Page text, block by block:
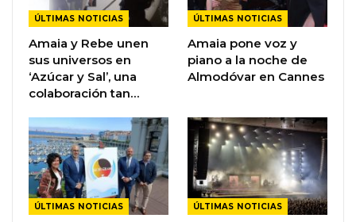
ÚLTIMAS NOTICIAS
Amaia y Rebe unen
sus universos en
‘Azúcar y Sal’, una
colaboración tan…
ÚLTIMAS NOTICIAS
Amaia pone voz y
piano a la noche de
Almodóvar en Cannes
ÚLTIMAS NOTICIAS ÚLTIMAS NOTICIAS